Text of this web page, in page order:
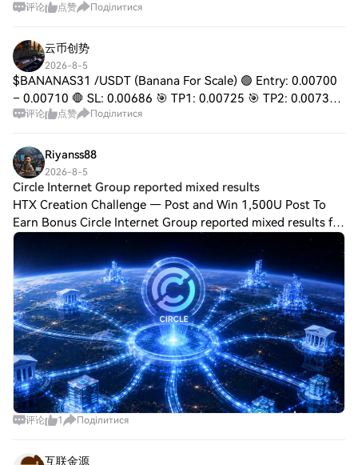
liquidity and growing ecosystem adoption lift trading
评论 点赞 Поділитися
云币创势
2026-8-5
$BANANAS31 /USDT (Banana For Scale) 🟢 Entry: 0.00700
– 0.00710 🛑 SL: 0.00686 🎯 TP1: 0.00725 🎯 TP2: 0.00734
🎯 TP3: 0.00744 🎯 TP4: 0.00770 🔥 Breakout: 0.00734 ⭐
评论 点赞 Поділитися
Riyanss88
2026-8-5
Circle Internet Group reported mixed results
HTX Creation Challenge — Post and Win 1,500U Post To
Earn Bonus Circle Internet Group reported mixed results for
the second quarter of fiscal 2026, giving investors
competing signals about the USDC is
评论 1 Поділитися
互联金源